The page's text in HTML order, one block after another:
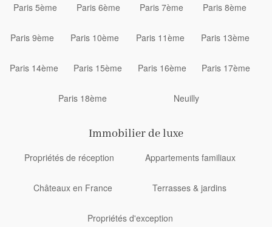
Paris 5ème Paris 6ème Paris 7ème Paris 8ème
Paris 9ème Paris 10ème Paris 11ème Paris 13ème
Paris 14ème Paris 15ème Paris 16ème Paris 17ème
Paris 18ème Neuilly
Immobilier de luxe
Propriétés de réception Appartements familiaux
Châteaux en France Terrasses & jardins
Propriétés d'exception